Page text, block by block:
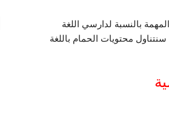
بالنسبة لدارسي اللغة
محتويات الحمام باللغة